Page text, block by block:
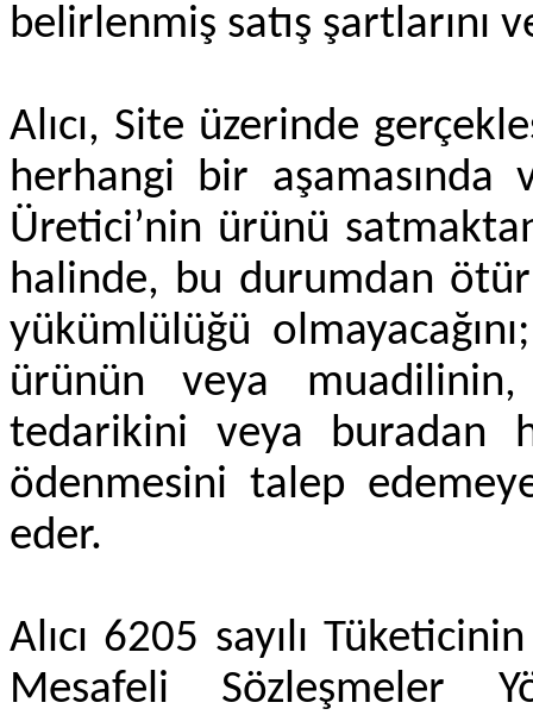
belirlenmiş satış şartlarını
Alıcı, Site üzerinde
herhangi bir
Üretici’nin ürünü
halinde, bu durumdan
yükümlülüğü
ürünün veya
tedarikini veya buradan
ödenmesini talep
eder.
Alıcı 6205 sayılı
Mesafeli Sözleşmeler